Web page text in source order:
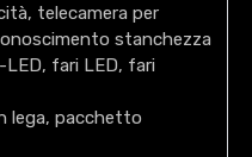
telecamera per
stanchezza
LED, fari LED, fari
lega, pacchetto